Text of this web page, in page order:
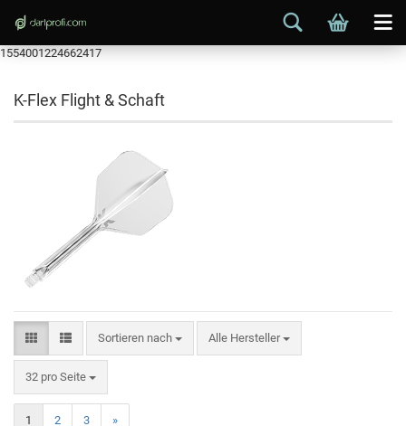
1554001224662417
K-Flex Flight & Schaft
Sortieren nach Alle Hersteller
32 pro Seite
1 2 3 »